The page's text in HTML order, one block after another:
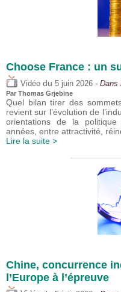
Choose France : un
Vidéo du 5 juin 2026 - Dans
Par Thomas Grjebine
Quel bilan tirer des
revient sur l’évolution de
orientations de la
années, entre attractivité,
Lire la suite >
Chine, concurrence
l’Europe à l’épreuve